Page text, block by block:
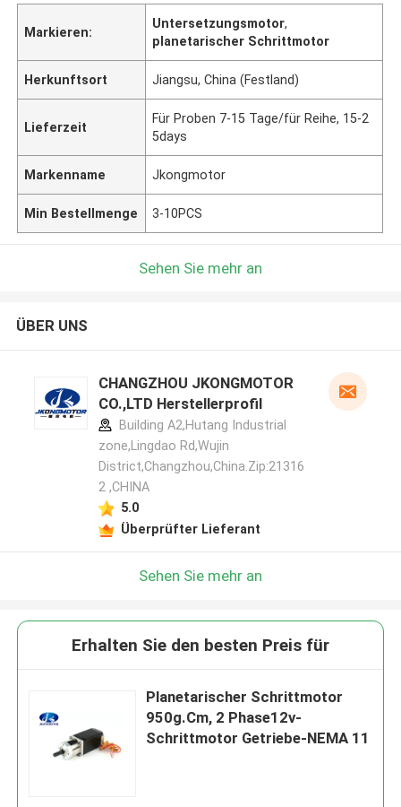
Markieren:
Untersetzungsmotor,
planetarischer Schrittmotor
Herkunftsort Jiangsu, China (Festland)
Lieferzeit
Für Proben 7-15 Tage/für Reihe, 15-2
5days
Markenname Jkongmotor
Min Bestellmenge 3-10PCS
Sehen Sie mehr an
ÜBER UNS
CHANGZHOU JKONGMOTOR
CO.,LTD Herstellerprofil
Building A2,Hutang Industrial
zone,Lingdao Rd,Wujin
District,Changzhou,China.Zip:21316
2 ,CHINA
5.0
Überprüfter Lieferant
Sehen Sie mehr an
Erhalten Sie den besten Preis für
Planetarischer Schrittmotor
950g.Cm, 2 Phase12v-
Schrittmotor Getriebe-NEMA 11